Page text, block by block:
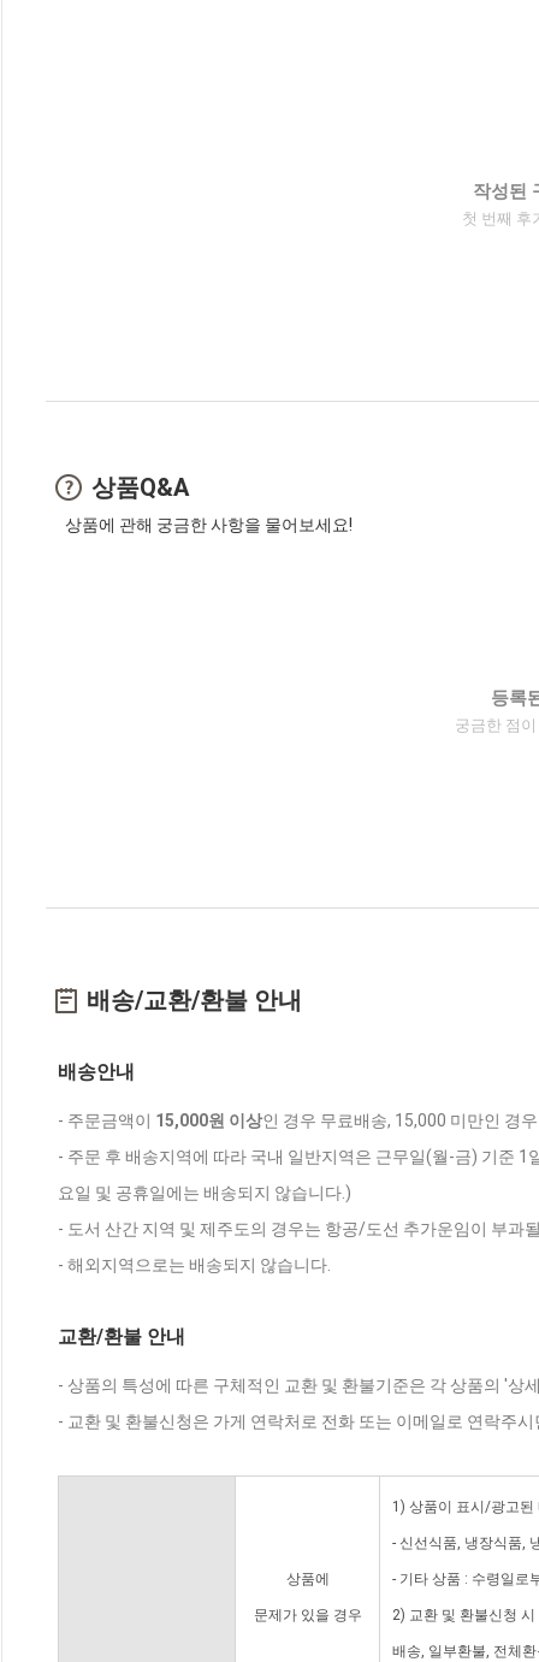
작성된
첫 번째 후
상품Q&A
상품에 관해 궁금한 사항을 물어보세요!
등록
궁금한 점
배송/교환/환불 안내
배송안내
- 주문금액이 15,000원 이상인 경우 무료배송, 15,000 미만인 경
- 주문 후 배송지역에 따라 국내 일반지역은 근무일(월-금) 기준
요일 및 공휴일에는 배송되지 않습니다.)
- 도서 산간 지역 및 제주도의 경우는 항공/도선 추가운임이 부과
- 해외지역으로는 배송되지 않습니다.
교환/환불 안내
- 상품의 특성에 따른 구체적인 교환 및 환불기준은 각 상품의 '상
- 교환 및 환불신청은 가게 연락처로 전화 또는 이메일로 연락주
상품에
문제가 있을 경우
1) 상품이 표시/광고된
- 신선식품, 냉장식품,
- 기타 상품 : 수령일로
2) 교환 및 환불신청
배송, 일부환불, 전체